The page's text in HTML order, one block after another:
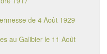
de 4 Août 1929
au Galibier le 11 Août